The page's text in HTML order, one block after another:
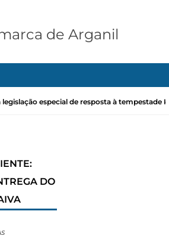
legislação especial de resposta à tempestade
DO